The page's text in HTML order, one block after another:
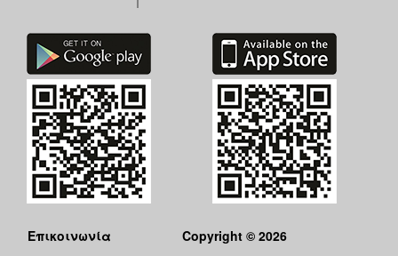
Επικοινωνία
Copyright © 2026